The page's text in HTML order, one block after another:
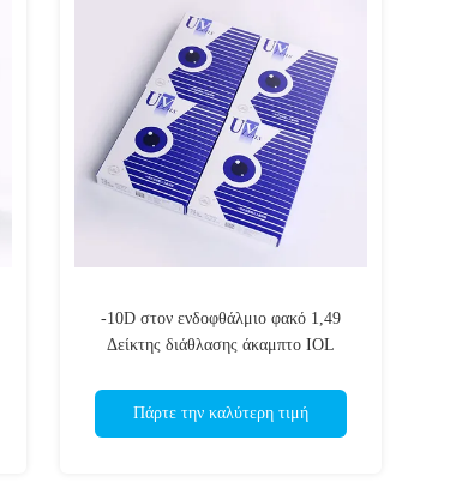
-10D στον ενδοφθάλμιο φακό 1,49
Δείκτης διάθλασης άκαμπτο IOL
Πάρτε την καλύτερη τιμή